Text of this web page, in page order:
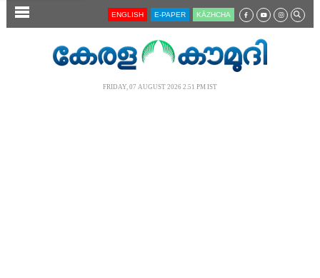
SECTIONS ENGLISH E-PAPER KĀZHCHA
FRIDAY, 07 AUGUST 2026 2.51 PM IST